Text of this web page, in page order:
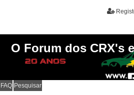
O Forum dos CRX's
FAQ Pesquisar